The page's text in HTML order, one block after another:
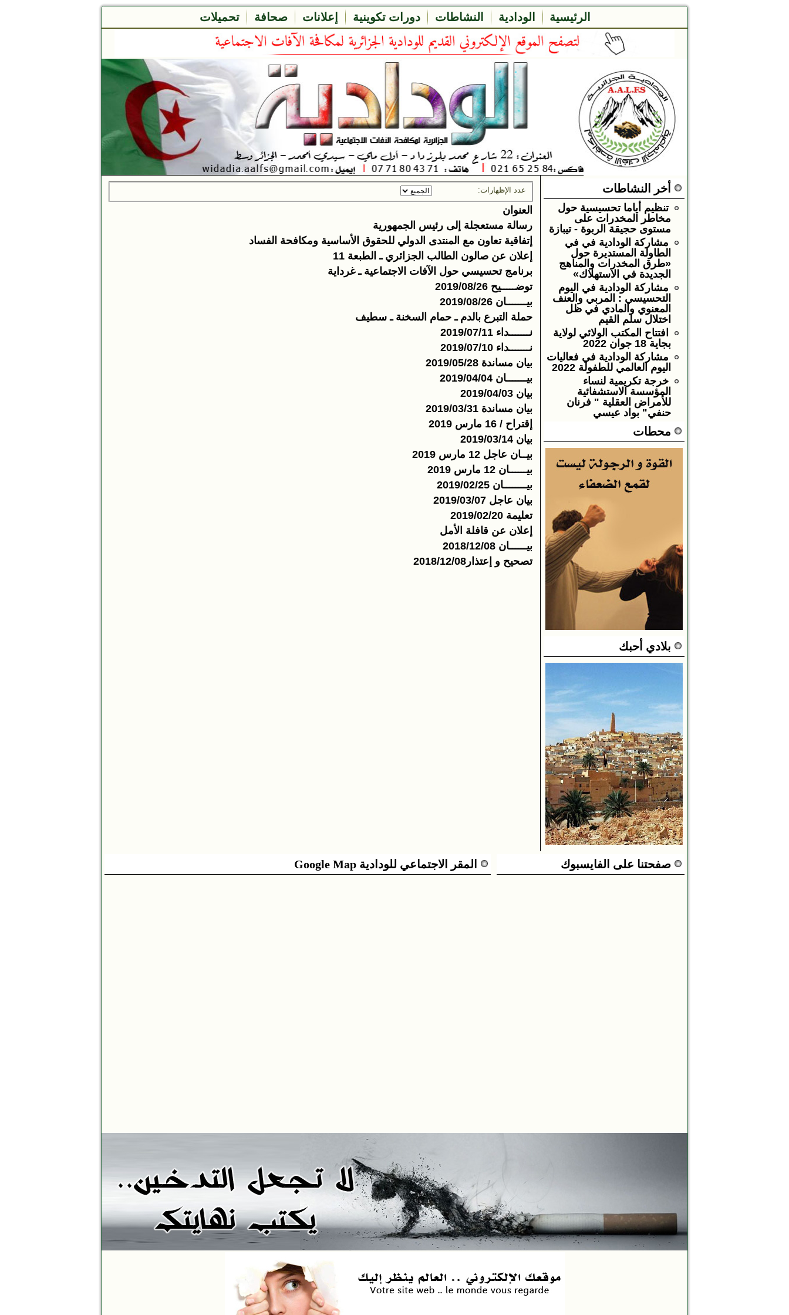
الرئيسية الودادية النشاطات دورات تكوينية إعلانات صحافة تحميلات
أخر النشاطات
تنظيم أياما تحسيسية حول
مخاطر المخدرات على
مستوى حجيقة الربوة - تيبازة
مشاركة الودادية في في
الطاولة المستديرة حول
«طرق المخدرات والمناهج
الجديدة في الاستهلاك»
مشاركة الودادية في اليوم
التحسيسي : المربي والعنف
المعنوي والمادي في ظل
اختلال سلم القيم
افتتاح المكتب الولائي لولاية
بجاية 18 جوان 2022
مشاركة الودادية في فعاليات
اليوم العالمي للطفولة 2022
خرجة تكريمية لنساء
المؤسسة الاستشفائية
للأمراض العقلية " فرنان
حنفي" بواد عيسي
محطات
بلادي أحبك
عدد الإظهارات:
العنوان
رسالة مستعجلة إلى رئيس الجمهورية
إتفاقية تعاون مع المنتدى الدولي للحقوق الأساسية ومكافحة الفساد
إعلان عن صالون الطالب الجزائري ـ الطبعة 11
برنامج تحسيسي حول الآفات الاجتماعية ـ غرداية
توضـــــيح 2019/08/26
بيـــــــان 2019/08/26
حملة التبرع بالدم ـ حمام السخنة ـ سطيف
نـــــــداء 2019/07/11
نـــــــداء 2019/07/10
بيان مساندة 2019/05/28
بيـــــــان 2019/04/04
بيان 2019/04/03
بيان مساندة 2019/03/31
إقتراح / 16 مارس 2019
بيان 2019/03/14
بيــان عاجل 12 مارس 2019
بيــــــان 12 مارس 2019
بيــــــــان 2019/02/25
بيان عاجل 2019/03/07
تعليمة 2019/02/20
إعلان عن قافلة الأمل
بيــــــان 2018/12/08
تصحيح و إعتذار2018/12/08
صفحتنا على الفايسبوك المقر الاجتماعي للودادية Google Map